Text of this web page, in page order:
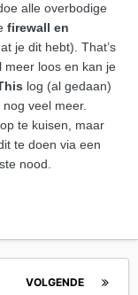
alle overbodige
firewall en
je dit hebt). That’s
meer loos en kan je
log (al gedaan)
veel meer.
te kuisen, maar
te doen via een
nood.
VOLGENDE